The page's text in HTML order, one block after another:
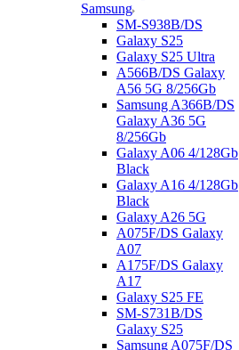
Samsung
SM-S938B/DS
Galaxy S25
Galaxy S25 Ultra
A566B/DS Galaxy
A56 5G 8/256Gb
Samsung A366B/DS
Galaxy A36 5G
8/256Gb
Galaxy A06 4/128Gb
Black
Galaxy A16 4/128Gb
Black
Galaxy A26 5G
A075F/DS Galaxy
A07
A175F/DS Galaxy
A17
Galaxy S25 FE
SM-S731B/DS
Galaxy S25
Samsung A075F/DS